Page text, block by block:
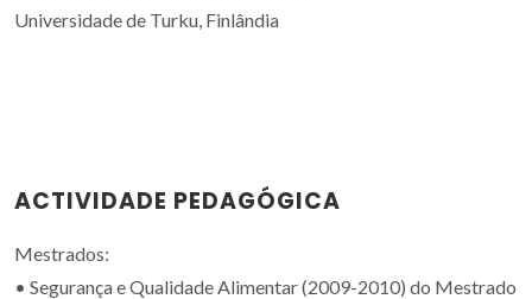
Universidade de Turku, Finlândia
ACTIVIDADE PEDAGÓGICA
Mestrados:
• Segurança e Qualidade Alimentar (2009-2010) do Mestrado